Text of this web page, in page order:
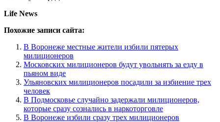
Life News
Похожие записи сайта:
В Воронеже местные жители избили пятерых
милиционеров
Московских милиционеров будут увольнять за езду в
пьяном виде
Ульяновских милиционеров посадили за избиение трех
человек
В Подмосковье случайно задержали милиционеров,
которые сразу сознались в наркоторговле
В Воронеже избили сразу трех милиционеров